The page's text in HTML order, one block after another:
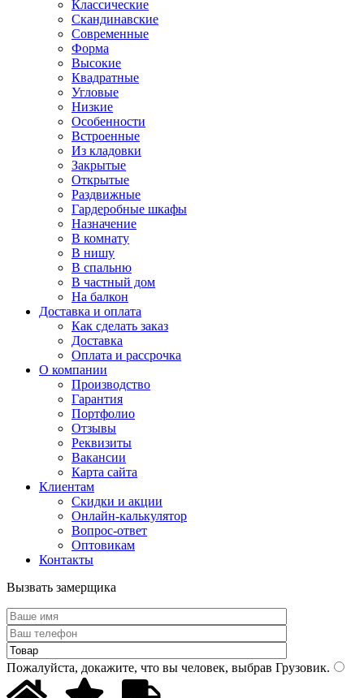
Классические
Скандинавские
Современные
Форма
Высокие
Квадратные
Угловые
Низкие
Особенности
Встроенные
Из кладовки
Закрытые
Открытые
Раздвижные
Гардеробные шкафы
Назначение
В комнату
В нишу
В спальню
В частный дом
На балкон
Доставка и оплата
Как сделать заказ
Доставка
Оплата и рассрочка
О компании
Производство
Гарантия
Портфолио
Отзывы
Реквизиты
Вакансии
Карта сайта
Клиентам
Скидки и акции
Онлайн-калькулятор
Вопрос-ответ
Оптовикам
Контакты
Вызвать замерщика
Пожалуйста, докажите, что вы человек, выбрав Грузовик.